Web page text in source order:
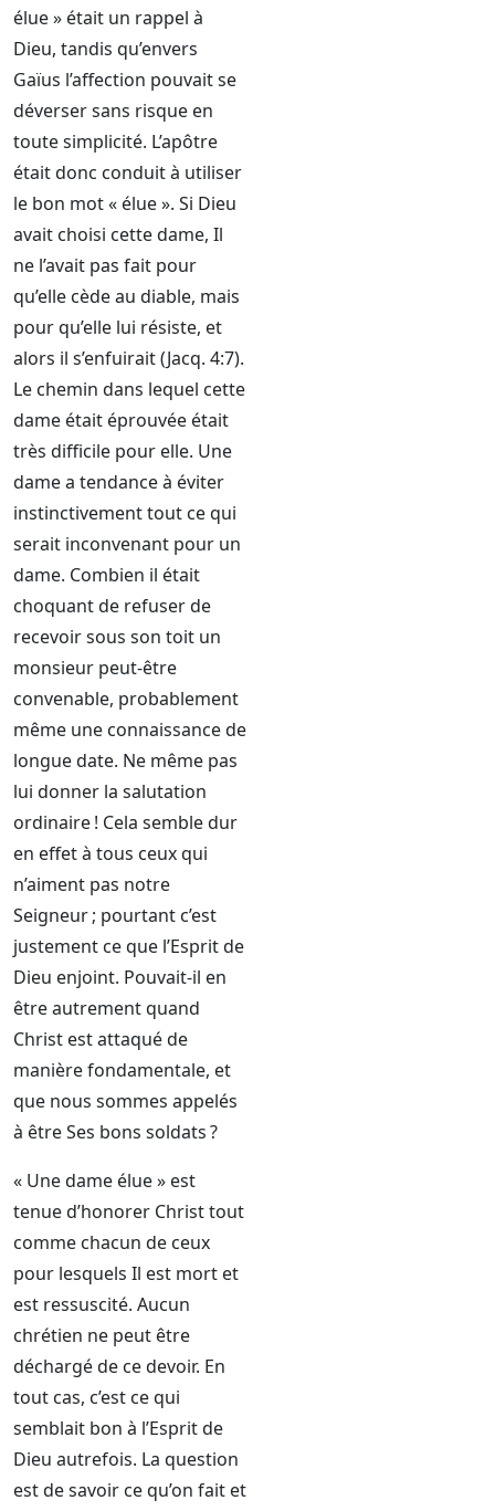
élue » était un rappel à
Dieu, tandis qu’envers
Gaïus l’affection pouvait se
déverser sans risque en
toute simplicité. L’apôtre
était donc conduit à utiliser
le bon mot « élue ». Si Dieu
avait choisi cette dame, Il
ne l’avait pas fait pour
qu’elle cède au diable, mais
pour qu’elle lui résiste, et
alors il s’enfuirait (Jacq. 4:7).
Le chemin dans lequel cette
dame était éprouvée était
très difficile pour elle. Une
dame a tendance à éviter
instinctivement tout ce qui
serait inconvenant pour un
dame. Combien il était
choquant de refuser de
recevoir sous son toit un
monsieur peut-être
convenable, probablement
même une connaissance de
longue date. Ne même pas
lui donner la salutation
ordinaire ! Cela semble dur
en effet à tous ceux qui
n’aiment pas notre
Seigneur ; pourtant c’est
justement ce que l’Esprit de
Dieu enjoint. Pouvait-il en
être autrement quand
Christ est attaqué de
manière fondamentale, et
que nous sommes appelés
à être Ses bons soldats ?
« Une dame élue » est
tenue d’honorer Christ tout
comme chacun de ceux
pour lesquels Il est mort et
est ressuscité. Aucun
chrétien ne peut être
déchargé de ce devoir. En
tout cas, c’est ce qui
semblait bon à l’Esprit de
Dieu autrefois. La question
est de savoir ce qu’on fait et